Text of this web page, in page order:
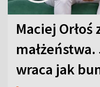
Maciej
wraca jak